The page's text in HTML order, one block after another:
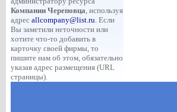
Компании Череповца, используя
адрес allcompany@list.ru. Если
Вы заметили неточности или
хотите что-то добавить в
карточку своей фирмы, то
пишите нам об этом, обязательно
указав адрес размещения (URL
страницы).